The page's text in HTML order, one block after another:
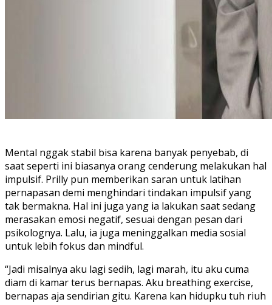
Mental nggak stabil bisa karena banyak penyebab, di
saat seperti ini biasanya orang cenderung melakukan hal
impulsif. Prilly pun memberikan saran untuk latihan
pernapasan demi menghindari tindakan impulsif yang
tak bermakna. Hal ini juga yang ia lakukan saat sedang
merasakan emosi negatif, sesuai dengan pesan dari
psikolognya. Lalu, ia juga meninggalkan media sosial
untuk lebih fokus dan mindful.
“Jadi misalnya aku lagi sedih, lagi marah, itu aku cuma
diam di kamar terus bernapas. Aku breathing exercise,
bernapas aja sendirian gitu. Karena kan hidupku tuh riuh